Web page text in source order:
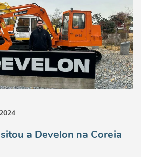
a Develon na Coreia